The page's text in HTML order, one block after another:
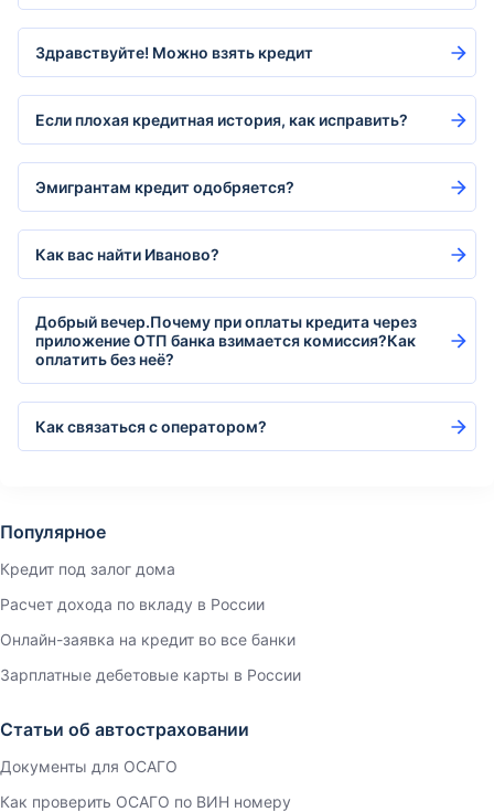
Здравствуйте! Можно взять кредит
Если плохая кредитная история, как исправить?
Эмигрантам кредит одобряется?
Как вас найти Иваново?
Добрый вечер.Почему при оплаты кредита через
приложение ОТП банка взимается комиссия?Как
оплатить без неё?
Как связаться с оператором?
Популярное
Кредит под залог дома
Расчет дохода по вкладу в России
Онлайн-заявка на кредит во все банки
Зарплатные дебетовые карты в России
Статьи об автостраховании
Документы для ОСАГО
Как проверить ОСАГО по ВИН номеру